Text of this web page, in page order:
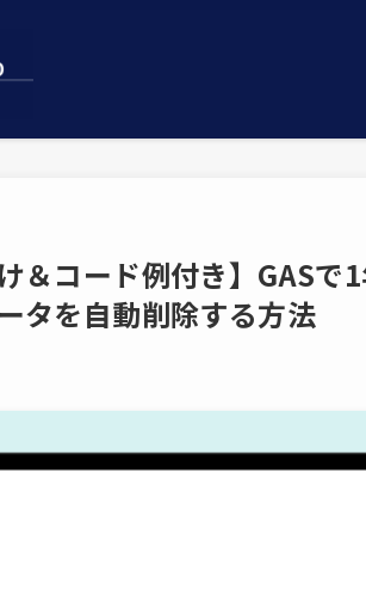
け＆コード例付き】GAS
タを自動削除する方法